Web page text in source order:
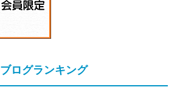
ブログランキング